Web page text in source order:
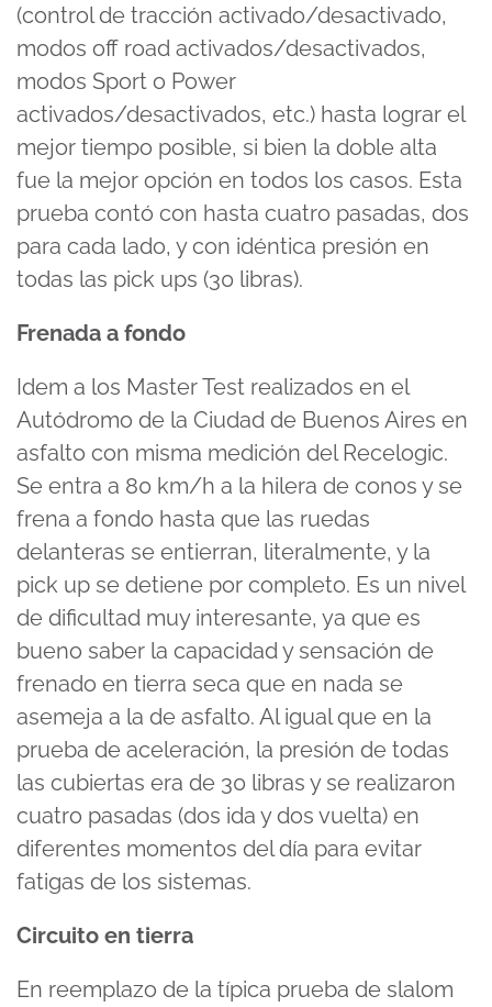
(control de tracción activado/desactivado,
modos off road activados/desactivados,
modos Sport o Power
activados/desactivados, etc.) hasta lograr el
mejor tiempo posible, si bien la doble alta
fue la mejor opción en todos los casos. Esta
prueba contó con hasta cuatro pasadas, dos
para cada lado, y con idéntica presión en
todas las pick ups (30 libras).
Frenada a fondo
Idem a los Master Test realizados en el
Autódromo de la Ciudad de Buenos Aires en
asfalto con misma medición del Recelogic.
Se entra a 80 km/h a la hilera de conos y se
frena a fondo hasta que las ruedas
delanteras se entierran, literalmente, y la
pick up se detiene por completo. Es un nivel
de dificultad muy interesante, ya que es
bueno saber la capacidad y sensación de
frenado en tierra seca que en nada se
asemeja a la de asfalto. Al igual que en la
prueba de aceleración, la presión de todas
las cubiertas era de 30 libras y se realizaron
cuatro pasadas (dos ida y dos vuelta) en
diferentes momentos del día para evitar
fatigas de los sistemas.
Circuito en tierra
En reemplazo de la típica prueba de slalom